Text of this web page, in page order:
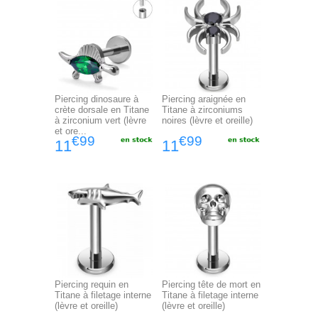
Piercing dinosaure à
crète dorsale en Titane
à zirconium vert (lèvre
et ore...
11€99
Piercing araignée en
Titane à zirconiums
noires (lèvre et oreille)
11€99
Piercing requin en
Titane à filetage interne
(lèvre et oreille)
Piercing tête de mort en
Titane à filetage interne
(lèvre et oreille)